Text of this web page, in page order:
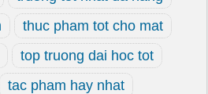
thuc pham tot cho mat
top truong dai hoc tot
tac pham hay nhat